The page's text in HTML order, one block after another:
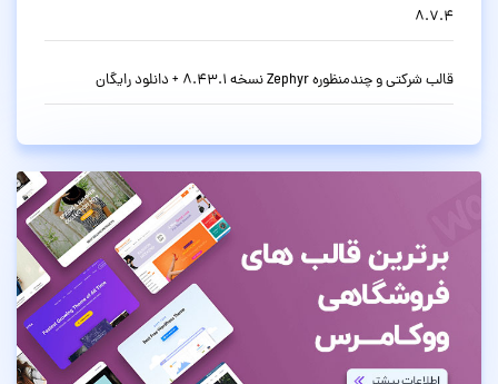
8.7.4
قالب شرکتی و چندمنظوره Zephyr نسخه 8.43.1 + دانلود رایگان